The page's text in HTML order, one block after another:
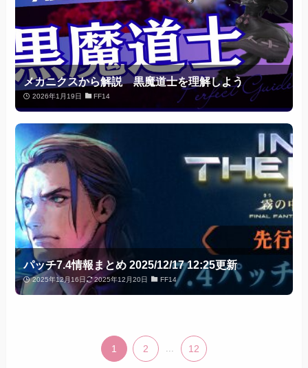
メカニクスから解説 黒魔道士を理解しよう
2026年1月19日 FF14
パッチ7.4情報まとめ 2025/12/17 12:25更新
2025年12月16日 2025年12月20日 FF14
1 2 12